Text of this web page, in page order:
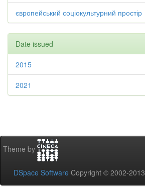
європейський соціокультурний простір
Date issued
2015
2021
Theme by
DSpace Software Copyright © 2002-2013